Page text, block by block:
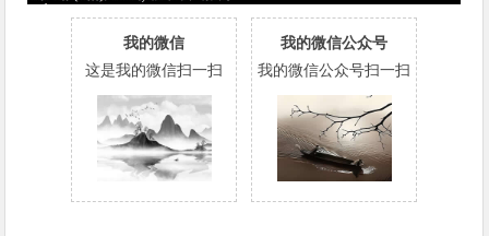
我的微信
这是我的微信扫一扫
我的微信公众号
我的微信公众号扫一扫